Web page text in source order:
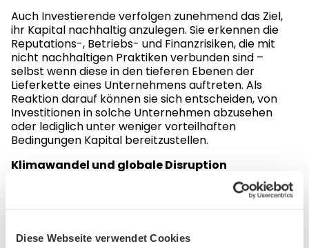
Diese Webseite verwendet Cookies
Auch Investierende verfolgen zunehmend das Ziel,
ihr Kapital nachhaltig anzulegen. Sie erkennen die
Reputations-, Betriebs- und Finanzrisiken, die mit
nicht nachhaltigen Praktiken verbunden sind –
selbst wenn diese in den tieferen Ebenen der
Lieferkette eines Unternehmens auftreten. Als
Reaktion darauf können sie sich entscheiden, von
Investitionen in solche Unternehmen abzusehen
oder lediglich unter weniger vorteilhaften
Bedingungen Kapital bereitzustellen.
Klimawandel und globale Disruption
Verbraucher*innen sind zunehmend über die
negativen Umweltauswirkungen der Lieferketten von
Marken informiert. Globale Unternehmen verfügen
nicht zur Verfügung stehen – daher erwarten